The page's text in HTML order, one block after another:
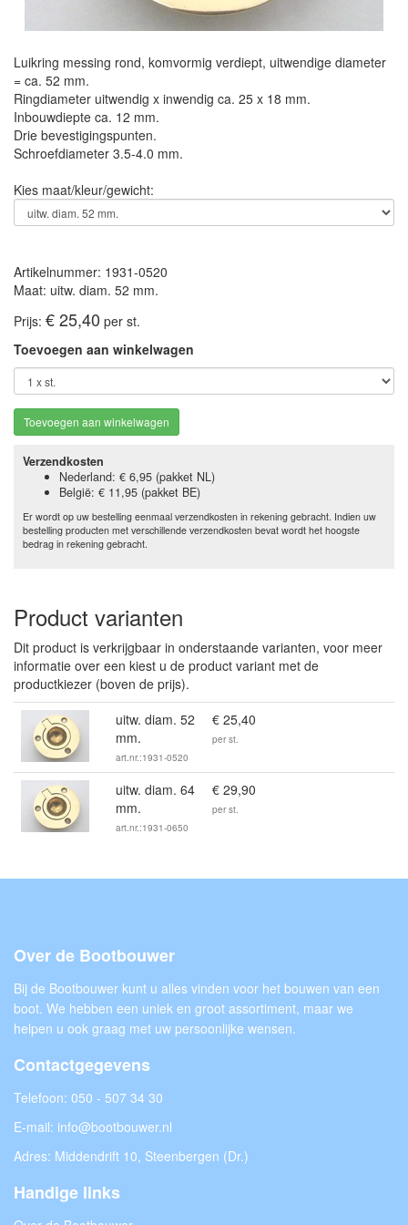
Luikring messing rond, komvormig verdiept, uitwendige diameter
= ca. 52 mm.
Ringdiameter uitwendig x inwendig ca. 25 x 18 mm.
Inbouwdiepte ca. 12 mm.
Drie bevestigingspunten.
Schroefdiameter 3.5-4.0 mm.
Kies maat/kleur/gewicht:
Artikelnummer: 1931-0520
Maat: uitw. diam. 52 mm.
Prijs: € 25,40 per st.
Toevoegen aan winkelwagen
Toevoegen aan winkelwagen
Verzendkosten
Nederland: € 6,95 (pakket NL)
België: € 11,95 (pakket BE)
Er wordt op uw bestelling eenmaal verzendkosten in rekening gebracht. Indien uw
bestelling producten met verschillende verzendkosten bevat wordt het hoogste
bedrag in rekening gebracht.
Product varianten
Dit product is verkrijgbaar in onderstaande varianten, voor meer
informatie over een kiest u de product variant met de
productkiezer (boven de prijs).
uitw. diam. 52
mm.
art.nr.:1931-0520
€ 25,40
per st.
uitw. diam. 64
mm.
art.nr.:1931-0650
€ 29,90
per st.
Over de Bootbouwer
Bij de Bootbouwer kunt u alles vinden voor het bouwen van een
boot. We hebben een uniek en groot assortiment, maar we
helpen u ook graag met uw persoonlijke wensen.
Contactgegevens
Telefoon: 050 - 507 34 30
E-mail: info@bootbouwer.nl
Adres: Middendrift 10, Steenbergen (Dr.)
Handige links